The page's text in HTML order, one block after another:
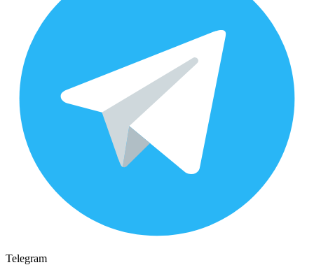
Telegram